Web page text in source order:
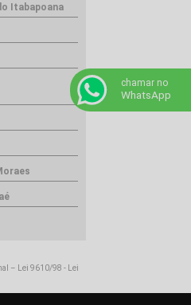
Itabapoana
–
Lei 9610/98 - Lei
chamar no
WhatsApp